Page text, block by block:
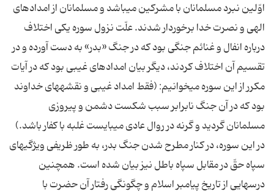
اوّلین نبرد مسلمانان با مشركین مى‏باشد و مسلمانان از امدادهاى
الهى و نصرت خدا برخوردار شدند. علّت نزول سوره یكى اختلاف
درباره انفال و غنائم جنگى بود كه در جنگ «بدر» به دست آورده و در
تقسیم آن اختلاف كردند، دیگر بیان امدادهاى غیبى بود كه در آیات
مكرر از این سوره مى‏خوانیم: (فقط امداد غیبى و نقشه‏هاى خداوند
بود كه در آن جنگ نابرابر سبب شكست دشمن و پیروزى
مسلمانان گردید و گرنه در روال عادى مى‏بایست غلبه با كفار باشد.)
در این سوره، در كنار مطرح شدن جنگ بدر، به طور ظریفى ویژگى‏هاى
سپاه حقّ در مقابل سپاه باطل نیز بیان شده است. همچنین
درسهایى از تاریخ پیامبر اسلام و چگونگى رفتار آن حضرت با